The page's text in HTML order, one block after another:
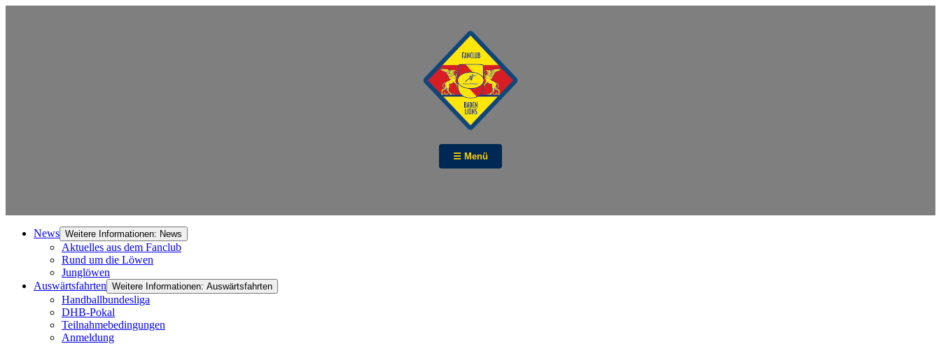
☰ Menü
News Weitere Informationen: News
Aktuelles aus dem Fanclub
Rund um die Löwen
Junglöwen
Auswärtsfahrten Weitere Informationen: Auswärtsfahrten
Handballbundesliga
DHB-Pokal
Teilnahmebedingungen
Anmeldung